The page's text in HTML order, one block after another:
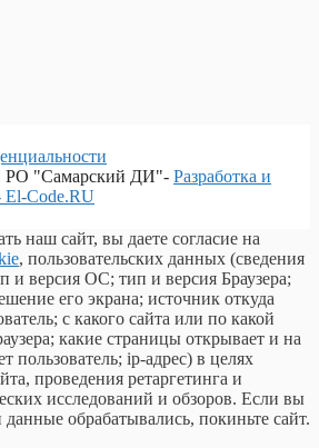
"Самарский ДИ"- Разработка и
El-Code.RU
наш сайт, вы даете согласие на
, пользовательских данных (сведения
и версия ОС; тип и версия Браузера;
его экрана; источник откуда
с какого сайта или по какой
какие страницы открывает и на
пользователь; ip-адрес) в целях
проведения ретаргетинга и
исследований и обзоров. Если вы
обрабатывались, покиньте сайт.